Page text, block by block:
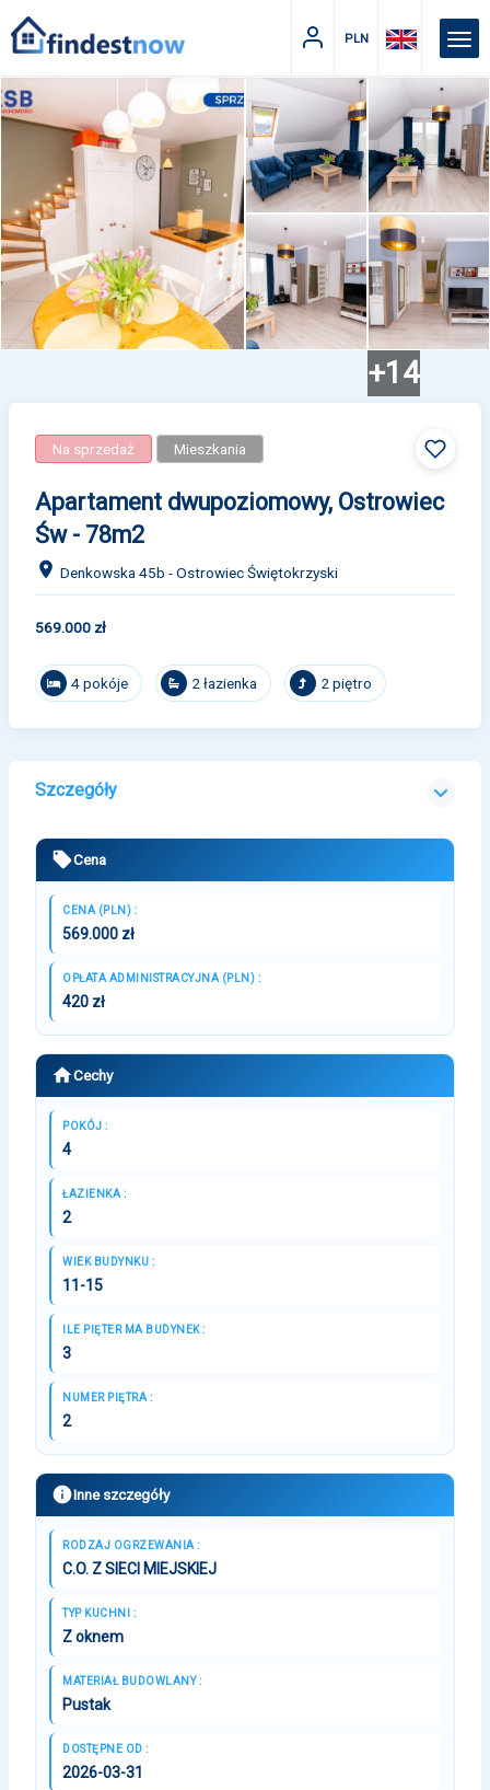
PLN
+14
Na sprzedaż Mieszkania
Apartament dwupoziomowy, Ostrowiec
Św - 78m2
Denkowska 45b - Ostrowiec Świętokrzyski
569.000 zł
4 pokóje 2 łazienka 2 piętro
Szczegóły
Cena
CENA (PLN) :
569.000 zł
OPŁATA ADMINISTRACYJNA (PLN) :
420 zł
Cechy
POKÓJ :
4
ŁAZIENKA :
2
WIEK BUDYNKU :
11-15
ILE PIĘTER MA BUDYNEK :
3
NUMER PIĘTRA :
2
Inne szczegóły
RODZAJ OGRZEWANIA :
C.O. Z SIECI MIEJSKIEJ
TYP KUCHNI :
Z oknem
MATERIAŁ BUDOWLANY :
Pustak
DOSTĘPNE OD :
2026-03-31